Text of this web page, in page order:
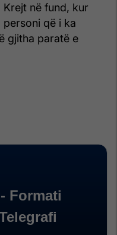
në fund, kur
që i ka
gjitha paratë e